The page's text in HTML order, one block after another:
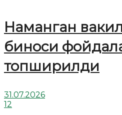
Наманган
биноси
топширилди
31.07.2026
12